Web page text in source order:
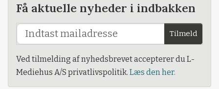
Få aktuelle nyheder i indbakken
Tilmeld
Ved tilmelding af nyhedsbrevet accepterer du L-
Mediehus A/S privatlivspolitik. Læs den her.